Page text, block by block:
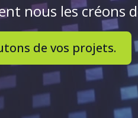
nous les créons
de vos projets.